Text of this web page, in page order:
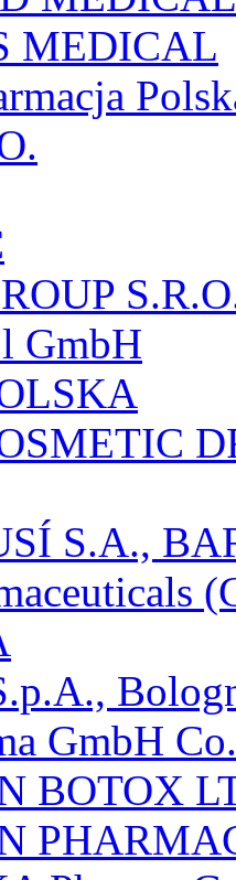
MEDICAL
GmbH
S.A.,
GmbH
BOTOX